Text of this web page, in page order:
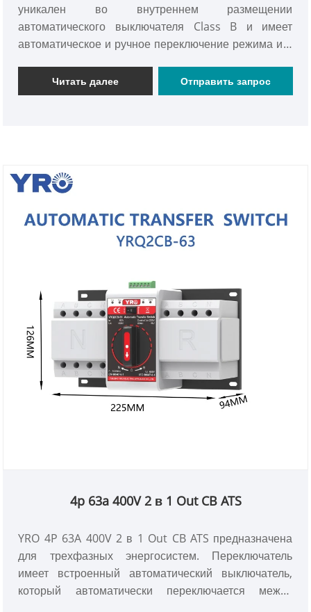
уникален во внутреннем размещении
автоматического выключателя Class B и имеет
автоматическое и ручное переключение режима и 2
Читать далее Отправить запрос
4p 63a 400V 2 в 1 Out CB ATS
YRO 4P 63A 400V 2 в 1 Out CB ATS предназначена
для трехфазных энергосистем. Переключатель
имеет встроенный автоматический выключатель,
который автоматически переключается между